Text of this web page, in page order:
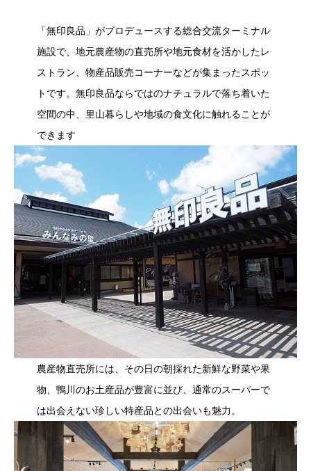
「無印良品」がプロデュースする総合交流ターミナル
施設で、地元農産物の直売所や地元食材を活かしたレ
ストラン、物産品販売コーナーなどが集まったスポッ
トです。無印良品ならではのナチュラルで落ち着いた
空間の中、里山暮らしや地域の食文化に触れることが
できます
農産物直売所には、その日の朝採れた新鮮な野菜や果
物、鴨川のお土産品が豊富に並び、通常のスーパーで
は出会えない珍しい特産品との出会いも魅力。